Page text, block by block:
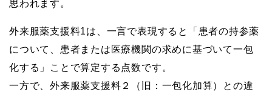
思われます。
外来服薬支援料1は、一言で表現すると「患者の持参薬
について、患者または医療機関の求めに基づいて一包
化する」ことで算定する点数です。
一方で、外来服薬支援料２（旧：一包化加算）との違